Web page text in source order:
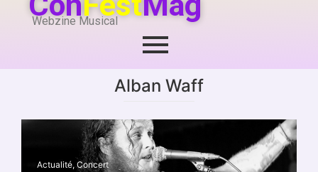
Webzine Musical
Alban Waff
Actualité, Concert